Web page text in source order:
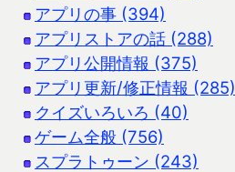
アプリの事 (394)
アプリストアの話 (288)
アプリ公開情報 (375)
アプリ更新/修正情報 (285)
クイズいろいろ (40)
ゲーム全般 (756)
スプラトゥーン (243)